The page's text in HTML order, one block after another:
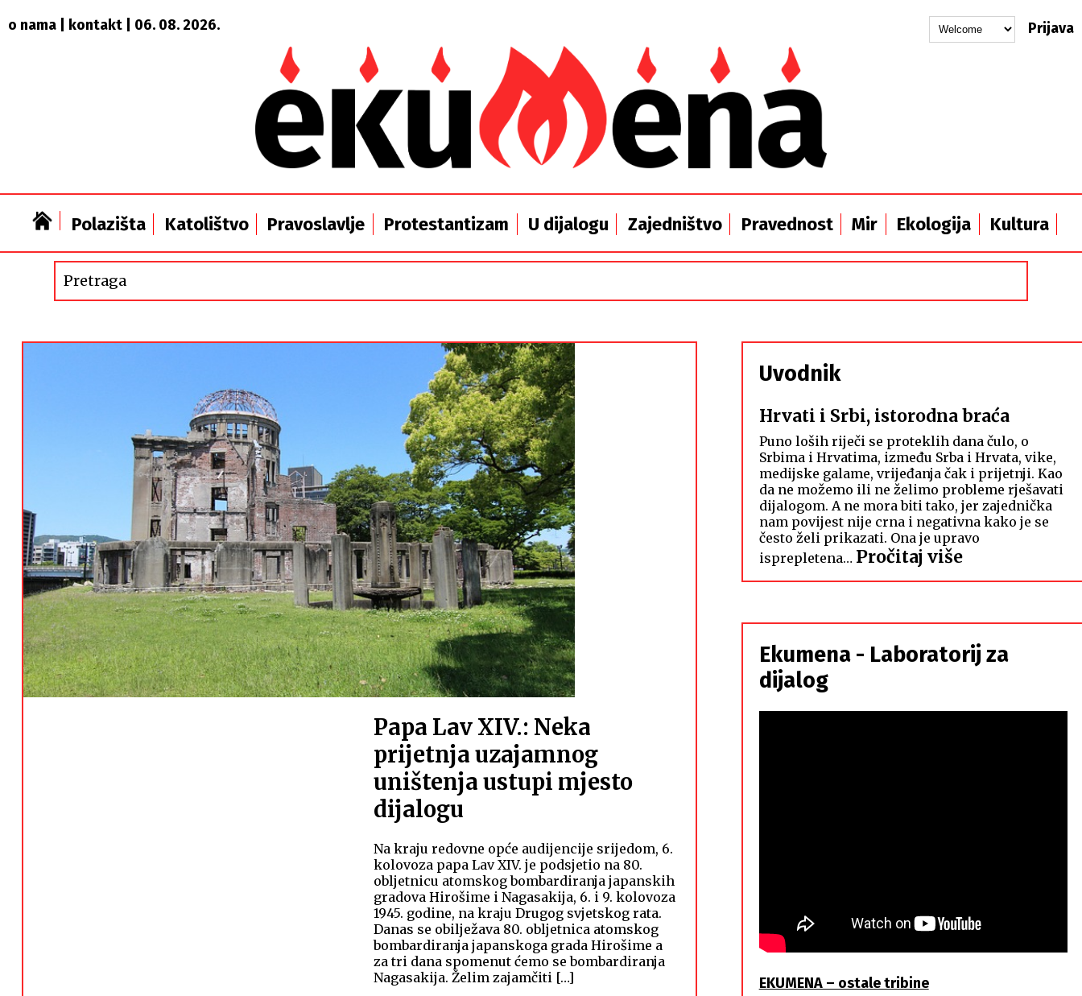
o nama kontakt | 06. 08. 2026. Prijava
Polazišta Katolištvo Pravoslavlje Protestantizam U dijalogu Zajedništvo Pravednost Mir Ekologija Kultura
Papa Lav XIV.: Neka
prijetnja uzajamnog
uništenja ustupi mjesto
dijalogu
Na kraju redovne opće audijencije srijedom, 6.
kolovoza papa Lav XIV. je podsjetio na 80.
obljetnicu atomskog bombardiranja japanskih
gradova Hirošime i Nagasakija, 6. i 9. kolovoza
1945. godine, na kraju Drugog svjetskog rata.
Danas se obilježava 80. obljetnica atomskog
bombardiranja japanskoga grada Hirošime a
za tri dana spomenut ćemo se bombardiranja
Nagasakija. Želim zajamčiti […]
Uvodnik
Hrvati i Srbi, istorodna braća
Puno loših riječi se proteklih dana čulo, o
Srbima i Hrvatima, između Srba i Hrvata, vike,
medijske galame, vrijeđanja čak i prijetnji. Kao
da ne možemo ili ne želimo probleme rješavati
dijalogom. A ne mora biti tako, jer zajednička
nam povijest nije crna i negativna kako je se
često želi prikazati. Ona je upravo
isprepletena… Pročitaj više:
Hrvati
Srbi,
istorodna
braća
Ekumena - Laboratorij za
dijalog
EKUMENA – ostale tribine